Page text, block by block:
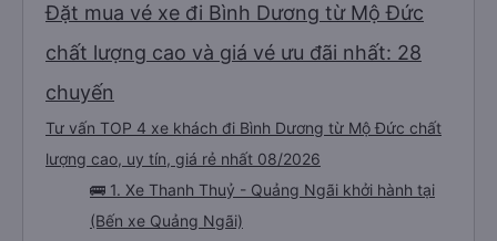
Đặt mua vé xe đi Bình Dương từ Mộ Đức
chất lượng cao và giá vé ưu đãi nhất: 28
chuyến
Tư vấn TOP 4 xe khách đi Bình Dương từ Mộ Đức chất
lượng cao, uy tín, giá rẻ nhất 08/2026
🚌 1. Xe Thanh Thuỷ - Quảng Ngãi khởi hành tại
(Bến xe Quảng Ngãi)